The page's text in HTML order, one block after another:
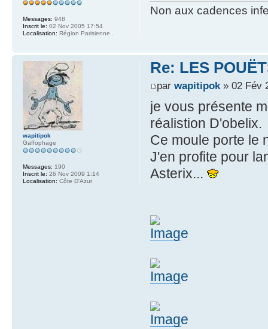
Non aux cadences
Messages: 948
Inscrit le: 02 Nov 2005 17:54
Localisation: Région Parisienne .
Re: LES
par wapitipok» 02 Fév
je vous présente
réalistion D'obelix.
Ce moule porte le
J'en profite pour
Asterix...
wapitipok
Gaffophage
Messages: 190
Inscrit le: 26 Nov 2009 1:14
Localisation: Côte D'Azur